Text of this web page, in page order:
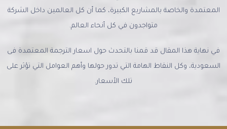
المعتمدة والخاصة بالمشاريع الكبيرة، كما أن كل العالمين داخل الشركة
متواجدون في كل أنحاء العالم.
في نهاية هذا المقال قد قمنا بالتحدث حول اسعار الترجمة المعتمدة فى
السعودية، وكل النقاط الهامة التي تدور حولها وأهم العوامل التي تؤثر على
تلك الأسعار.